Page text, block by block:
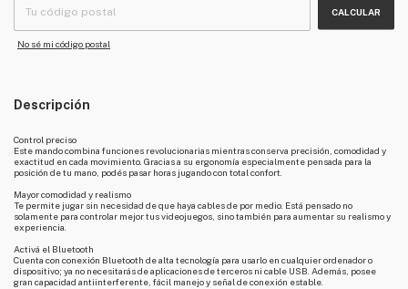
CALCULAR
No sé mi código postal
Descripción
Control preciso
Este mando combina funciones revolucionarias mientras conserva precisión, comodidad y
exactitud en cada movimiento. Gracias a su ergonomía especialmente pensada para la
posición de tu mano, podés pasar horas jugando con total confort.
Mayor comodidad y realismo
Te permite jugar sin necesidad de que haya cables de por medio. Está pensado no
solamente para controlar mejor tus videojuegos, sino también para aumentar su realismo y
experiencia.
Activá el Bluetooth
Cuenta con conexión Bluetooth de alta tecnología para usarlo en cualquier ordenador o
dispositivo; ya no necesitarás de aplicaciones de terceros ni cable USB. Además, posee
gran capacidad antiinterferente, fácil manejo y señal de conexión estable.